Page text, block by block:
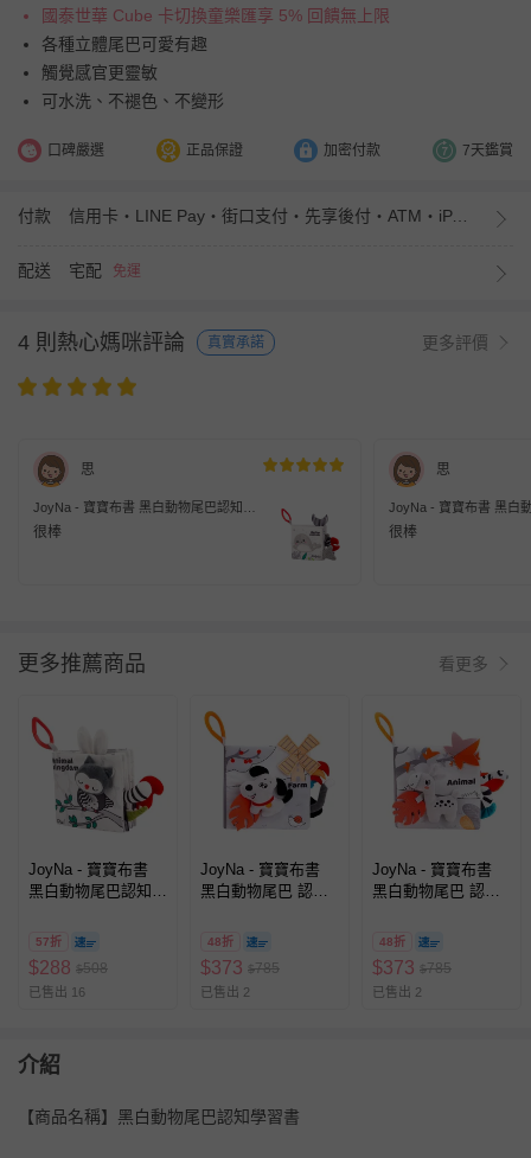
國泰世華 Cube 卡切換童樂匯享 5% 回饋無上限
各種立體尾巴可愛有趣
觸覺感官更靈敏
可水洗、不褪色、不變形
口碑嚴選 正品保證 加密付款 7天鑑賞
付款 信用卡・LINE Pay・街口支付・先享後付・ATM・iPASS MONEY
配送 宅配 免運
4 則熱心媽咪評論 真實承諾 更多評價
思
JoyNa - 寶寶布書 黑白動物尾巴認知學
習書 英文單字動物啟蒙玩具-海洋
很棒
思
JoyNa - 寶寶布書 黑白
習書 英文單字動物啟蒙
很棒
更多推薦商品 看更多
JoyNa - 寶寶布書
黑白動物尾巴認知學
啟蒙玩具-森林
57折
$288 $508
已售出 16
JoyNa - 寶寶布書
黑白動物尾巴 認知
物啟蒙玩具 可啃咬-
小狗款
48折
$373 $785
已售出 2
JoyNa - 寶寶布書
黑白動物尾巴 認知
物啟蒙玩具 可啃咬-
小鹿款
48折
$373 $785
已售出 2
介紹
【商品名稱】黑白動物尾巴認知學習書